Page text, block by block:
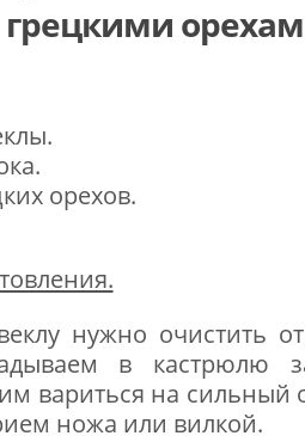
грецкими
орехов.
нужно очистить
в кастрюлю
вариться на сильный
ножа или вилкой.